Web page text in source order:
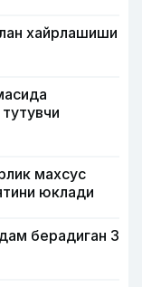
хайрлашиши
махсус
юклади
берадиган 3